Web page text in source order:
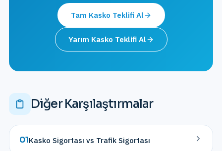
Tam Kasko Teklifi Al
Yarım Kasko Teklifi Al
Diğer Karşılaştırmalar
01Kasko Sigortası vs Trafik Sigortası